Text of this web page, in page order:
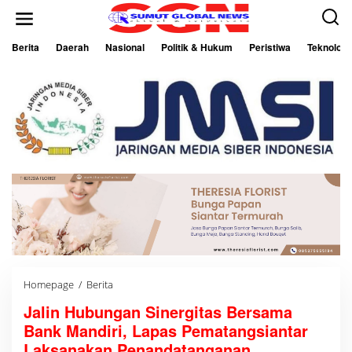
Berita Daerah Nasional Politik & Hukum Peristiwa Teknologi
Homepage / Berita
l
i
n
H
Jalin Hubungan Sinergitas Bersama
Bank Mandiri, Lapas Pematangsiantar